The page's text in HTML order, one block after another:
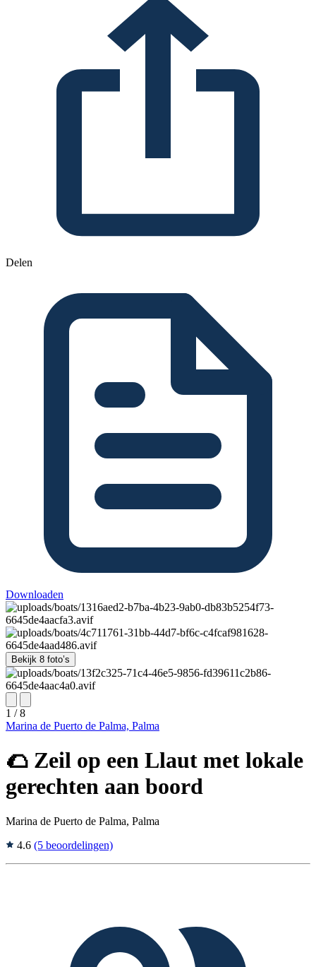
Delen
Downloaden
Bekijk 8 foto’s
1 / 8
Marina de Puerto de Palma, Palma
🌮 Zeil op een Llaut met lokale
gerechten aan boord
Marina de Puerto de Palma, Palma
4.6 (5 beoordelingen)